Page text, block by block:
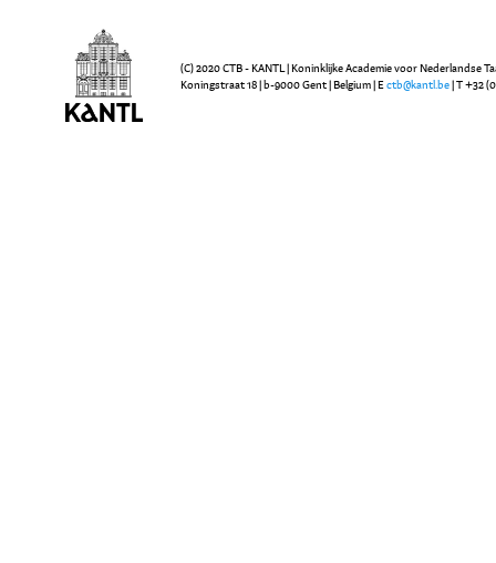
(C) 2020 CTB - KANTL | Koninklijke Academie voor Nederlandse
Koningstraat 18 | b-9000 Gent | Belgium | E ctb@kantl.be | T +32